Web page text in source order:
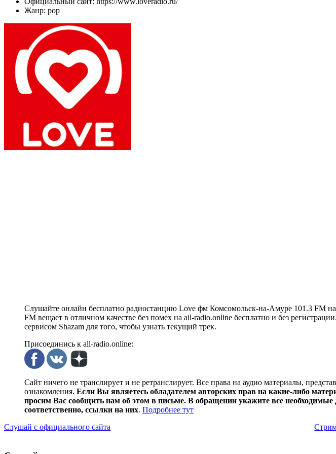
Жанр: pop
Слушайте онлайн бесплатно радиостанцию Love фм Комсомольск-на-Амуре 101.3 FM
FM вещает в отличном качестве без помех на all-radio.online бесплатно и без
сервисом Shazam для того, чтобы узнать текущий трек.
Присоединись к all-radio.online:
Сайт ничего не транслирует и не ретранслирует. Все права на аудио материалы,
ознакомления. Если Вы являетесь обладателем авторских прав на какие-либо
просим Вас сообщить нам об этом в письме. В обращении укажите все
соответственно, ссылки на них. Подробнее тут
Слушай с официального сайта